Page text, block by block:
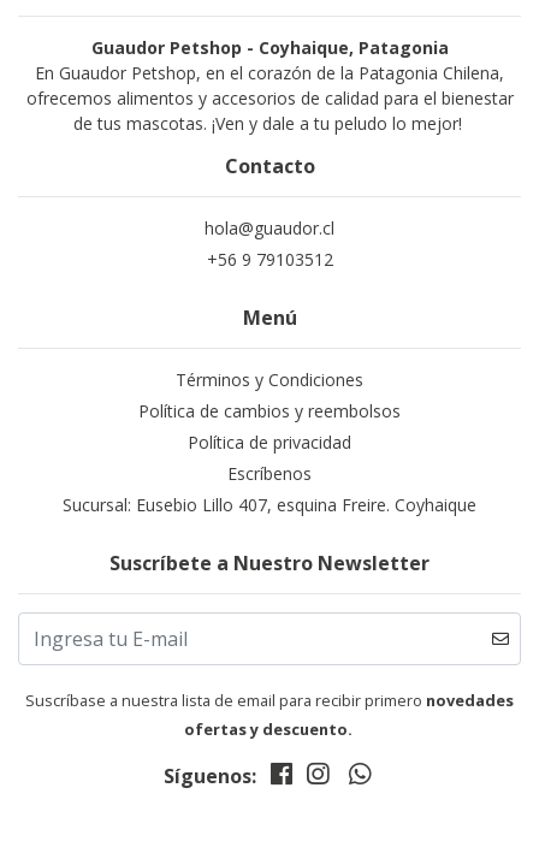
Guaudor Petshop - Coyhaique, Patagonia
En Guaudor Petshop, en el corazón de la Patagonia Chilena,
ofrecemos alimentos y accesorios de calidad para el bienestar
de tus mascotas. ¡Ven y dale a tu peludo lo mejor!
Contacto
hola@guaudor.cl
+56 9 79103512
Menú
Términos y Condiciones
Política de cambios y reembolsos
Política de privacidad
Escríbenos
Sucursal: Eusebio Lillo 407, esquina Freire. Coyhaique
Suscríbete a Nuestro Newsletter
Suscríbase a nuestra lista de email para recibir primero novedades
ofertas y descuento.
Síguenos: